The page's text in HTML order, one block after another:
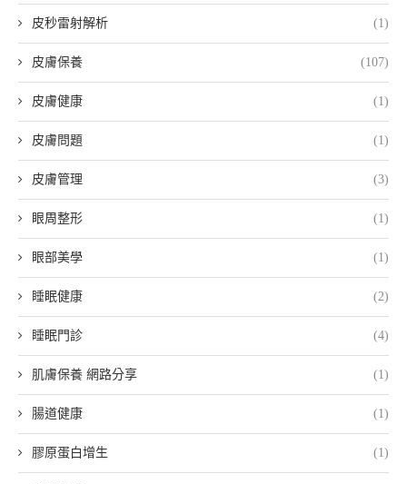
皮秒雷射解析 (1)
皮膚保養 (107)
皮膚健康 (1)
皮膚問題 (1)
皮膚管理 (3)
眼周整形 (1)
眼部美學 (1)
睡眠健康 (2)
睡眠門診 (4)
肌膚保養 網路分享 (1)
腸道健康 (1)
膠原蛋白增生 (1)